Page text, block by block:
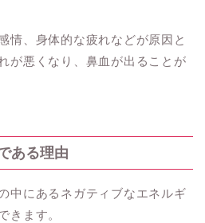
情、身体的な疲れなどが原因と
が悪くなり、鼻血が出ることが
ある理由
中にあるネガティブなエネルギ
きます。